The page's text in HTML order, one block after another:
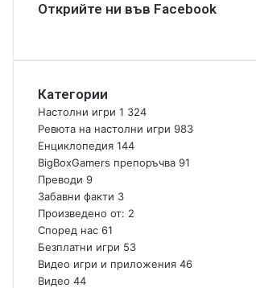
Открийте ни във Facebook
Категории
Настолни игри 1 324
Ревюта на настолни игри 983
Енциклопедия 144
BigBoxGamers препоръчва 91
Преводи 9
Забавни факти 3
Произведено от: 2
Според нас 61
Безплатни игри 53
Видео игри и приложения 46
Видео 44